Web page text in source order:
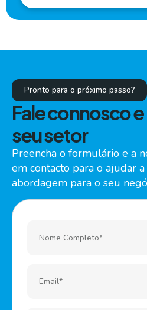
Pronto para o próximo passo?
Fale connosco
seu setor
Preencha o formulário e a
em contacto para o ajudar
abordagem para o seu